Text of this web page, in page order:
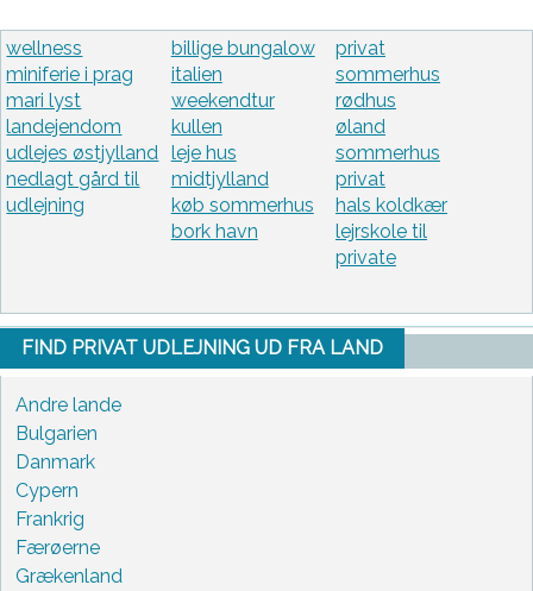
wellness
miniferie i prag
mari lyst
landejendom
udlejes østjylland
nedlagt gård til
udlejning
billige bungalow
italien
weekendtur
kullen
leje hus
midtjylland
køb sommerhus
bork havn
privat
sommerhus
rødhus
øland
sommerhus
privat
hals koldkær
lejrskole til
private
FIND PRIVAT UDLEJNING UD FRA LAND
Andre lande
Bulgarien
Danmark
Cypern
Frankrig
Færøerne
Grækenland